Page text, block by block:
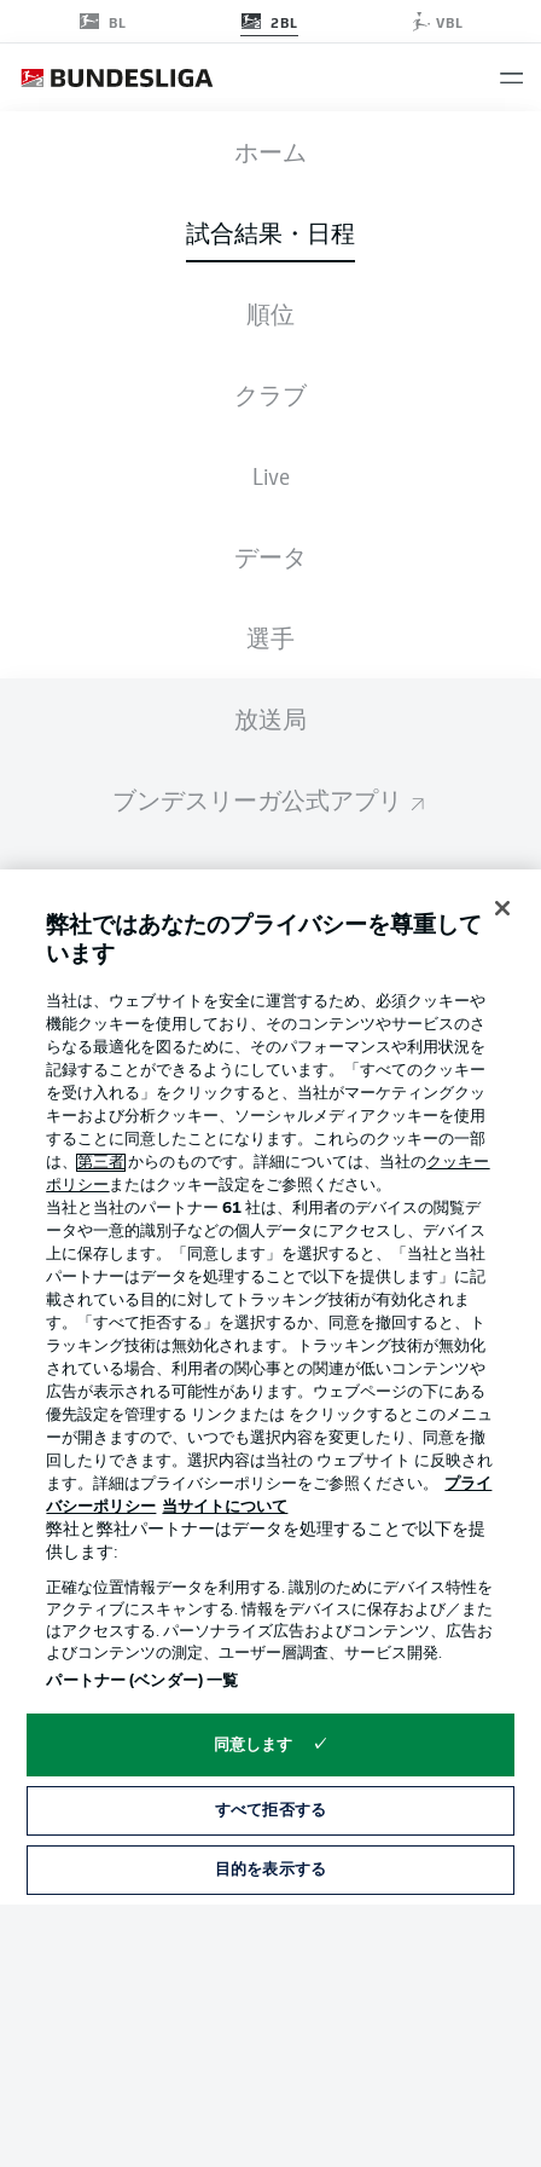
BL 2BL VBL
ホーム
試合結果・日程
順位
クラブ
Live
データ
選手
放送局
ブンデスリーガ公式アプリ
ファンタジー・マネジャー
言語をお選びください
日本語 Display Mode
ログイン
KSC H96
スターティングメンバー
スターティングメンバーは試合開始の 60分前
Football as it's meant to be
BUNDESLIGA APP
Official Partners
プライバシー・ポリシー 優先設定を管理する
弊社ではあなたのプライバシーを尊重して
います
当社は、ウェブサイトを安全に運営するため、必須クッキーや
機能クッキーを使用しており、そのコンテンツやサービスのさ
らなる最適化を図るために、そのパフォーマンスや利用状況を
記録することができるようにしています。「すべてのクッキー
を受け入れる」をクリックすると、当社がマーケティングクッ
キーおよび分析クッキー、ソーシャルメディアクッキーを使用
することに同意したことになります。これらのクッキーの一部
は、第三者 からのものです。詳細については、当社のクッキー
ポリシー またはクッキー設定をご参照ください。
当社と当社のパートナー61 社は、利用者のデバイスの閲覧デ
ータや一意的識別子などの個人データにアクセスし、デバイス
上に保存します。「同意します」を選択すると、「当社と当社
パートナーはデータを処理することで以下を提供します」に記
載されている目的に対してトラッキング技術が有効化されま
す。「すべて拒否する」を選択するか、同意を撤回すると、ト
ラッキング技術は無効化されます。トラッキング技術が無効化
されている場合、利用者の関心事との関連が低いコンテンツや
広告が表示される可能性があります。ウェブページの下にある
優先設定を管理する リンクまたは をクリックするとこのメニュ
ーが開きますので、いつでも選択内容を変更したり、同意を撤
回したりできます。選択内容は当社の ウェブサイト に反映され
ます。詳細はプライバシーポリシーをご参照ください。
プライ
バシーポリシー 当サイトについて
弊社と弊社パートナーはデータを処理することで以下を提
供します:
正確な位置情報データを利用する. 識別のためにデバイス特性を
アクティブにスキャンする. 情報をデバイスに保存および／また
はアクセスする. パーソナライズ広告およびコンテンツ、広告お
よびコンテンツの測定、ユーザー層調査、サービス開発.
パートナー (ベンダー) 一覧
同意します
すべて拒否する
目的を表示する